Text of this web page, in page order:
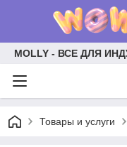
MOLLY - ВСЕ ДЛЯ
Товары и услуги